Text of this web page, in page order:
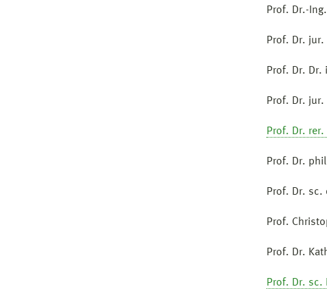
Prof. Dr.-
Prof. Dr.
Prof. Dr.
Prof. Dr.
Prof. Dr.
Prof. Dr.
Prof. Dr.
Prof.
Prof. Dr.
Prof. Dr. sc.